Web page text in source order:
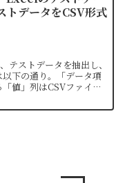
トデータをCSV形式
ストデータを抽出し、
下の通り。「データ項
値」列はCSVファイル